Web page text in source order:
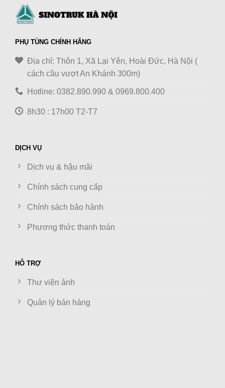
PHỤ TÙNG CHÍNH HÃNG
Địa chỉ: Thôn 1, Xã Lại Yên, Hoài Đức, Hà Nội (
cách cầu vượt An Khánh 300m)
Hotline: 0382.890.990 & 0969.800.400
8h30 : 17h00 T2-T7
DỊCH VỤ
Dịch vụ & hậu mãi
Chính sách cung cấp
Chính sách bảo hành
Phương thức thanh toán
HỖ TRỢ
Thư viện ảnh
Quản lý bán hàng